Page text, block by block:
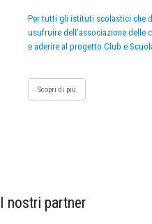
Per tutti gli istituti scolastici che
usufruire dell’associazione delle
e aderire al progetto Club e
Scopri di più
I nostri partner